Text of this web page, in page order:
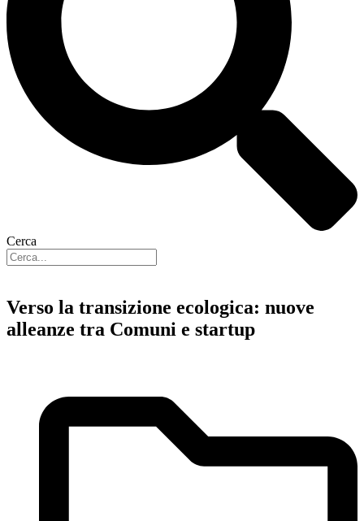
Cerca
Verso la transizione ecologica: nuove
alleanze tra Comuni e startup